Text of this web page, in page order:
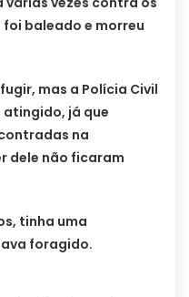
baleado e morreu
mas a Polícia Civil
já que
na
dele não ficaram
tinha uma
foragido.